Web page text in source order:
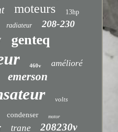
moteurs 13hp
radiateur 208-230
genteq
460v
amélioré
emerson
volts
condenser motor
trane 208230v